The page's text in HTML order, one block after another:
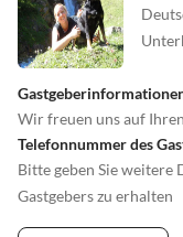
Wir freuen uns auf
Telefonnummer des
Bitte geben Sie weitere
Gastgebers zu erhalten